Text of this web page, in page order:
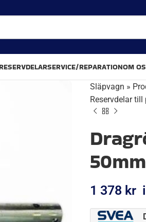
SERVICE/REPARATIONOM
Släpvagn »
Reservdelar
50mm
1 378 kr